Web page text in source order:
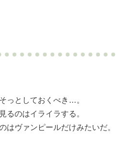
っとしておくべき…。
るのはイライラする。
はヴァンピールだけみたいだ。